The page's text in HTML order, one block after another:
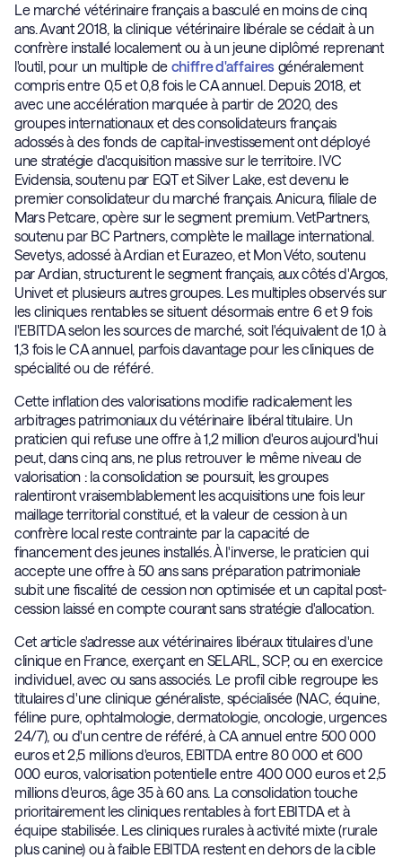
Le marché vétérinaire français a basculé en moins de cinq
ans. Avant 2018, la clinique vétérinaire libérale se cédait à un
confrère installé localement ou à un jeune diplômé reprenant
l'outil, pour un multiple de chiffre d'affairesgénéralement
compris entre 0,5 et 0,8 fois le CA annuel. Depuis 2018, et
avec une accélération marquée à partir de 2020, des
groupes internationaux et des consolidateurs français
adossés à des fonds de capital-investissement ont déployé
une stratégie d'acquisition massive sur le territoire. IVC
Evidensia, soutenu par EQT et Silver Lake, est devenu le
premier consolidateur du marché français. Anicura, filiale de
Mars Petcare, opère sur le segment premium. VetPartners,
soutenu par BC Partners, complète le maillage international.
Sevetys, adossé à Ardian et Eurazeo, et Mon Véto, soutenu
par Ardian, structurent le segment français, aux côtés d'Argos,
Univet et plusieurs autres groupes. Les multiples observés sur
les cliniques rentables se situent désormais entre 6 et 9 fois
l'EBITDA selon les sources de marché, soit l'équivalent de 1,0 à
1,3 fois le CA annuel, parfois davantage pour les cliniques de
spécialité ou de référé.
Cette inflation des valorisations modifie radicalement les
arbitrages patrimoniaux du vétérinaire libéral titulaire. Un
praticien qui refuse une offre à 1,2 million d'euros aujourd'hui
peut, dans cinq ans, ne plus retrouver le même niveau de
valorisation : la consolidation se poursuit, les groupes
ralentiront vraisemblablement les acquisitions une fois leur
maillage territorial constitué, et la valeur de cession à un
confrère local reste contrainte par la capacité de
financement des jeunes installés. À l'inverse, le praticien qui
accepte une offre à 50 ans sans préparation patrimoniale
subit une fiscalité de cession non optimisée et un capital post-
cession laissé en compte courant sans stratégie d'allocation.
Cet article s'adresse aux vétérinaires libéraux titulaires d'une
clinique en France, exerçant en SELARL, SCP, ou en exercice
individuel, avec ou sans associés. Le profil cible regroupe les
titulaires d'une clinique généraliste, spécialisée (NAC, équine,
féline pure, ophtalmologie, dermatologie, oncologie, urgences
24/7), ou d'un centre de référé, à CA annuel entre 500 000
euros et 2,5 millions d'euros, EBITDA entre 80 000 et 600
000 euros, valorisation potentielle entre 400 000 euros et 2,5
millions d'euros, âge 35 à 60 ans. La consolidation touche
prioritairement les cliniques rentables à fort EBITDA et à
équipe stabilisée. Les cliniques rurales à activité mixte (rurale
plus canine) ou à faible EBITDA restent en dehors de la cible